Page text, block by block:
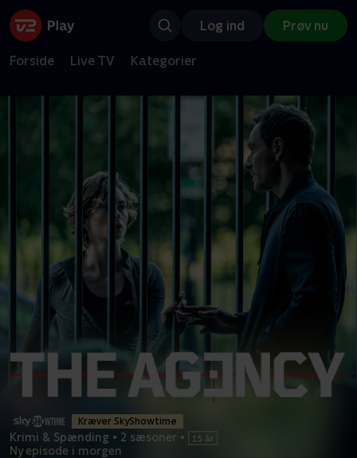
Log ind Prøv nu
Forside Live TV Kategorier
Kræver SkyShowtime
Krimi & Spænding • 2 sæsoner •
Ny episode i morgen